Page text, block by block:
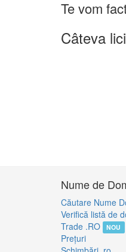
Te vom
Câteva
Nume de
Căutare Nume
Verifică listă de
Trade .RO
NOU
Preţuri